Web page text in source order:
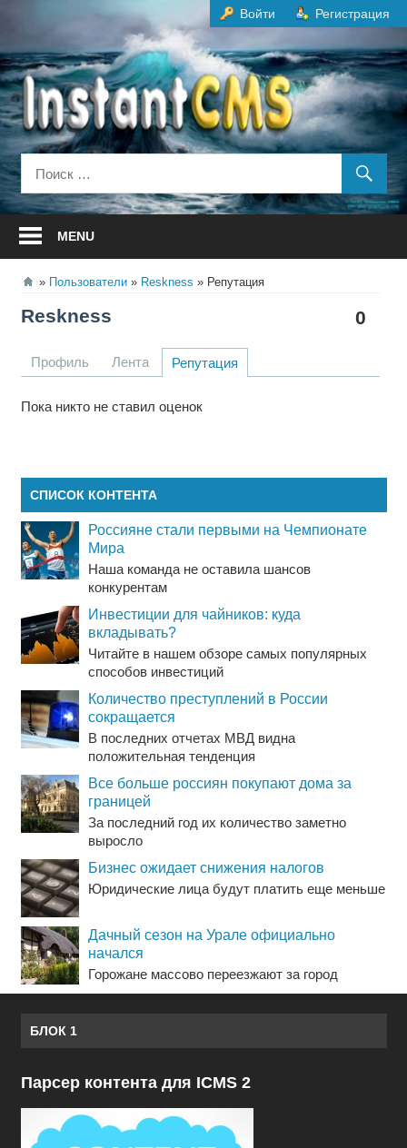
содержанию
Войти Регистрация
MENU
Пользователи Reskness Репутация
0
Reskness
Профиль Лента Репутация
Пока никто не ставил оценок
СПИСОК КОНТЕНТА
Россияне стали первыми на Чемпионате
Мира
Наша команда не оставила шансов
конкурентам
Инвестиции для чайников: куда
вкладывать?
Читайте в нашем обзоре самых популярных
способов инвестиций
Количество преступлений в России
сокращается
В последних отчетах МВД видна
положительная тенденция
Все больше россиян покупают дома за
границей
За последний год их количество заметно
выросло
Бизнес ожидает снижения налогов
Юридические лица будут платить еще меньше
Дачный сезон на Урале официально
начался
Горожане массово переезжают за город
БЛОК 1
Парсер контента для ICMS 2